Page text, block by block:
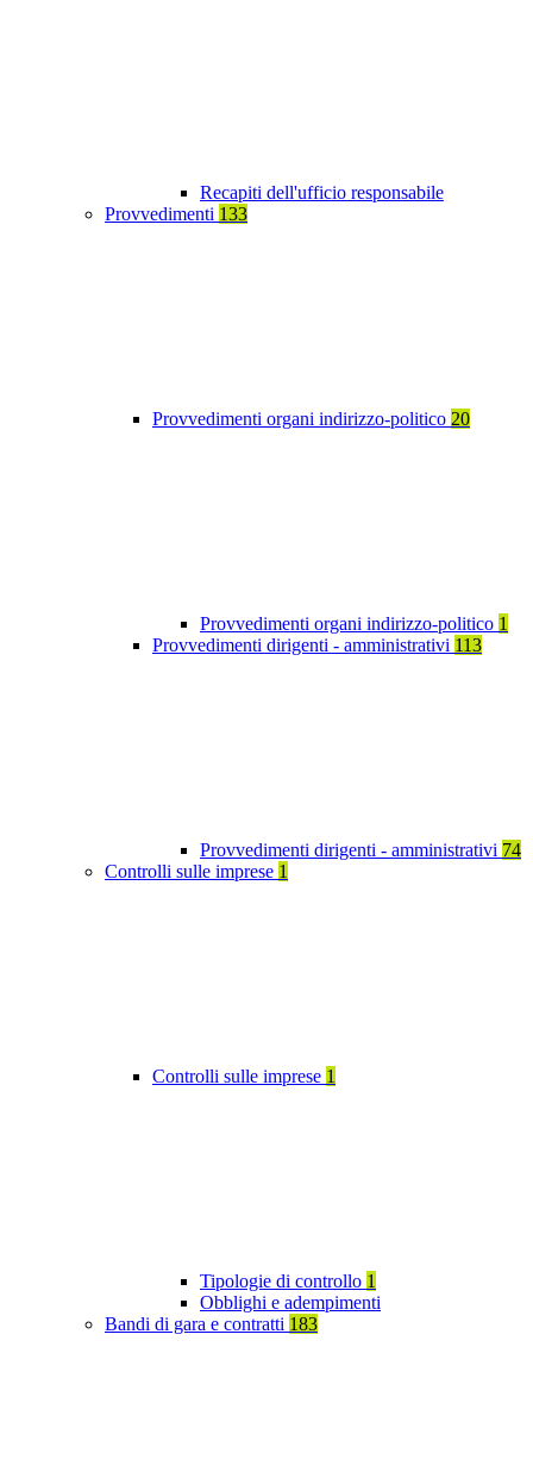
Recapiti dell'ufficio responsabile
Provvedimenti 133
Provvedimenti organi indirizzo-politico 20
Provvedimenti organi indirizzo-politico 1
Provvedimenti dirigenti - amministrativi 113
Provvedimenti dirigenti - amministrativi 74
Controlli sulle imprese 1
Controlli sulle imprese 1
Tipologie di controllo 1
Obblighi e adempimenti
Bandi di gara e contratti 183